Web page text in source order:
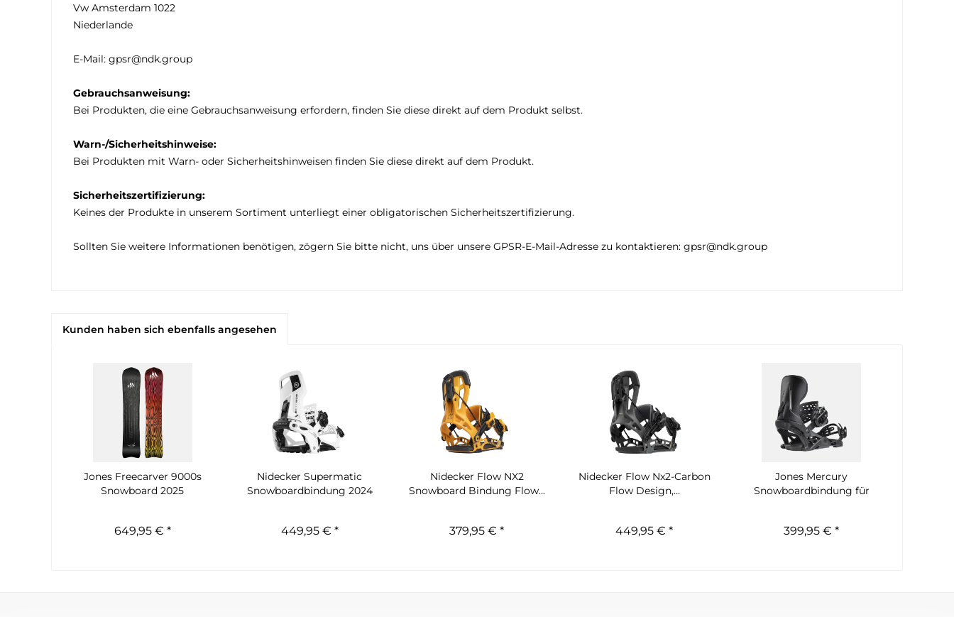
Vw Amsterdam 1022
Niederlande
E-Mail: gpsr@ndk.group
Gebrauchsanweisung:
Bei Produkten, die eine Gebrauchsanweisung erfordern, finden Sie diese direkt auf dem Produkt selbst.
Warn-/Sicherheitshinweise:
Bei Produkten mit Warn- oder Sicherheitshinweisen finden Sie diese direkt auf dem Produkt.
Sicherheitszertifizierung:
Keines der Produkte in unserem Sortiment unterliegt einer obligatorischen Sicherheitszertifizierung.
Sollten Sie weitere Informationen benötigen, zögern Sie bitte nicht, uns über unsere GPSR-E-Mail-Adresse zu kontaktieren: gpsr@ndk.group
Kunden haben sich ebenfalls angesehen
Jones Freecarver 9000s
Snowboard 2025
649,95 € *
Nidecker Supermatic
Snowboardbindung 2024
449,95 € *
Nidecker Flow NX2
Snowboard Bindung Flow...
379,95 € *
Nidecker Flow Nx2-Carbon
Flow Design,...
449,95 € *
Jones Mercury
Snowboardbindung für
399,95 € *